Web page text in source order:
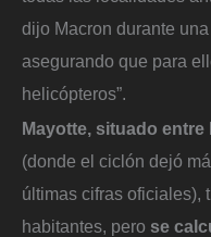
dijo Macron durante
asegurando que para
helicópteros”.
Mayotte, situado
(donde el ciclón dejó
últimas cifras oficiales),
habitantes, pero se